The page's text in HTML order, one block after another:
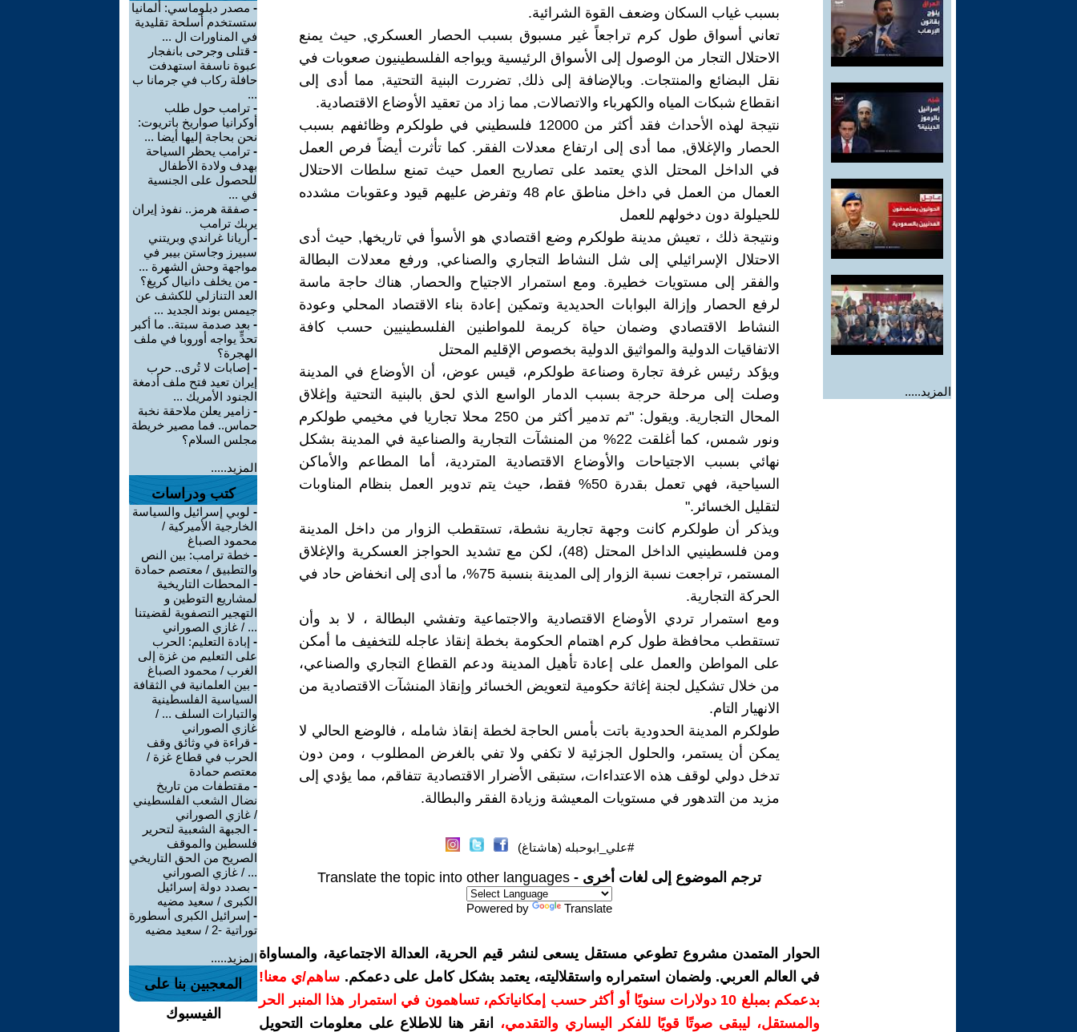
المزيد.....
بسبب غياب السكان وضعف القوة الشرائية.
تعاني أسواق طول كرم تراجعاً غير مسبوق بسبب الحصار العسكري, حيث يمنع
الاحتلال التجار من الوصول إلى الأسواق الرئيسية ويواجه الفلسطينيون صعوبات في
نقل البضائع والمنتجات. وبالإضافة إلى ذلك, تضررت البنية التحتية, مما أدى إلى
انقطاع شبكات المياه والكهرباء والاتصالات, مما زاد من تعقيد الأوضاع الاقتصادية.
نتيجة لهذه الأحداث فقد أكثر من 12000 فلسطيني في طولكرم وظائفهم بسبب
الحصار والإغلاق, مما أدى إلى ارتفاع معدلات الفقر. كما تأثرت أيضاً فرص العمل
في الداخل المحتل الذي يعتمد على تصاريح العمل حيث تمنع سلطات الاحتلال
العمال من العمل في داخل مناطق عام 48 وتفرض عليهم قيود وعقوبات مشدده
للحيلولة دون دخولهم للعمل
ونتيجة ذلك ، تعيش مدينة طولكرم وضع اقتصادي هو الأسوأ في تاريخها, حيث أدى
الاحتلال الإسرائيلي إلى شل النشاط التجاري والصناعي, ورفع معدلات البطالة
والفقر إلى مستويات خطيرة. ومع استمرار الاجتياح والحصار, هناك حاجة ماسة
لرفع الحصار وإزالة البوابات الحديدية وتمكين إعادة بناء الاقتصاد المحلي وعودة
النشاط الاقتصادي وضمان حياة كريمة للمواطنين الفلسطينيين حسب كافة
الاتفاقيات الدولية والمواثيق الدولية بخصوص الإقليم المحتل
ويؤكد رئيس غرفة تجارة وصناعة طولكرم، قيس عوض، أن الأوضاع في المدينة
وصلت إلى مرحلة حرجة بسبب الدمار الواسع الذي لحق بالبنية التحتية وإغلاق
المحال التجارية. ويقول: "تم تدمير أكثر من 250 محلا تجاريا في مخيمي طولكرم
ونور شمس، كما أغلقت 22% من المنشآت التجارية والصناعية في المدينة بشكل
نهائي بسبب الاجتياحات والأوضاع الاقتصادية المتردية، أما المطاعم والأماكن
السياحية، فهي تعمل بقدرة 50% فقط، حيث يتم تدوير العمل بنظام المناوبات
لتقليل الخسائر."
ويذكر أن طولكرم كانت وجهة تجارية نشطة، تستقطب الزوار من داخل المدينة
ومن فلسطينيي الداخل المحتل (48)، لكن مع تشديد الحواجز العسكرية والإغلاق
المستمر، تراجعت نسبة الزوار إلى المدينة بنسبة 75%، ما أدى إلى انخفاض حاد في
الحركة التجارية.
ومع استمرار تردي الأوضاع الاقتصادية والاجتماعية وتفشي البطالة ، لا بد وأن
تستقطب محافظة طول كرم اهتمام الحكومة بخطة إنقاذ عاجله للتخفيف ما أمكن
على المواطن والعمل على إعادة تأهيل المدينة ودعم القطاع التجاري والصناعي،
من خلال تشكيل لجنة إغاثة حكومية لتعويض الخسائر وإنقاذ المنشآت الاقتصادية من
الانهيار التام.
طولكرم المدينة الحدودية باتت بأمس الحاجة لخطة إنقاذ شامله ، فالوضع الحالي لا
يمكن أن يستمر، والحلول الجزئية لا تكفي ولا تفي بالغرض المطلوب ، ومن دون
تدخل دولي لوقف هذه الاعتداءات، ستبقى الأضرار الاقتصادية تتفاقم، مما يؤدي إلى
مزيد من التدهور في مستويات المعيشة وزيادة الفقر والبطالة.
#علي_ابوحبله (هاشتاغ)
ترجم الموضوع إلى لغات أخرى - Translate the topic into other languages
Powered by Translate
الحوار المتمدن مشروع تطوعي مستقل يسعى لنشر قيم الحرية، العدالة الاجتماعية، والمساواة
في العالم العربي. ولضمان استمراره واستقلاليته، يعتمد بشكل كامل على دعمكم. ساهم/ي معنا!
بدعمكم بمبلغ 10 دولارات سنويًا أو أكثر حسب إمكانياتكم، تساهمون في استمرار هذا المنبر الحر
والمستقل، ليبقى صوتًا قويًا للفكر اليساري والتقدمي،
انقر هنا للاطلاع على معلومات التحويل
- مصدر دبلوماسي: ألمانيا
ستستخدم أسلحة تقليدية
في المناورات ال ...
- قتلى وجرحى بانفجار
عبوة ناسفة استهدفت
حافلة ركاب في جرمانا ب
...
- ترامب حول طلب
أوكرانيا صواريخ باتريوت:
نحن بحاجة إليها أيضا ...
- ترامب يحظر السياحة
بهدف ولادة الأطفال
للحصول على الجنسية
في ...
- صفقة هرمز.. نفوذ إيران
يربك ترامب
- أريانا غراندي وبريتني
سبيرز وجاستن بيبر في
مواجهة وحش الشهرة ...
- من يخلف دانيال كريغ؟
العد التنازلي للكشف عن
جيمس بوند الجديد ...
- بعد صدمة سبتة.. ما أكبر
تحدٍّ يواجه أوروبا في ملف
الهجرة؟
- إصابات لا تُرى.. حرب
إيران تعيد فتح ملف أدمغة
الجنود الأمريك ...
- زامير يعلن ملاحقة نخبة
حماس.. فما مصير خريطة
مجلس السلام؟
المزيد.....
كتب ودراسات
- لوبي إسرائيل والسياسة
الخارجية الأميركية /
محمود الصباغ
- خطة ترامب: بين النص
والتطبيق / معتصم حمادة
- المحطات التاريخية
لمشاريع التوطين و
التهجير التصفوية لقضيتنا
... / غازي الصوراني
- إبادة التعليم: الحرب
على التعليم من غزة إلى
الغرب / محمود الصباغ
- بين العلمانية في الثقافة
السياسية الفلسطينية
والتيارات السلف ... /
غازي الصوراني
- قراءة في وثائق وقف
الحرب في قطاع غزة /
معتصم حمادة
- مقتطفات من تاريخ
نضال الشعب الفلسطيني
/ غازي الصوراني
- الجبهة الشعبية لتحرير
فلسطين والموقف
الصريح من الحق التاريخي
... / غازي الصوراني
- بصدد دولة إسرائيل
الكبرى / سعيد مضيه
- إسرائيل الكبرى أسطورة
توراتية -2 / سعيد مضيه
المزيد.....
المعجبين بنا على
الفيسبوك